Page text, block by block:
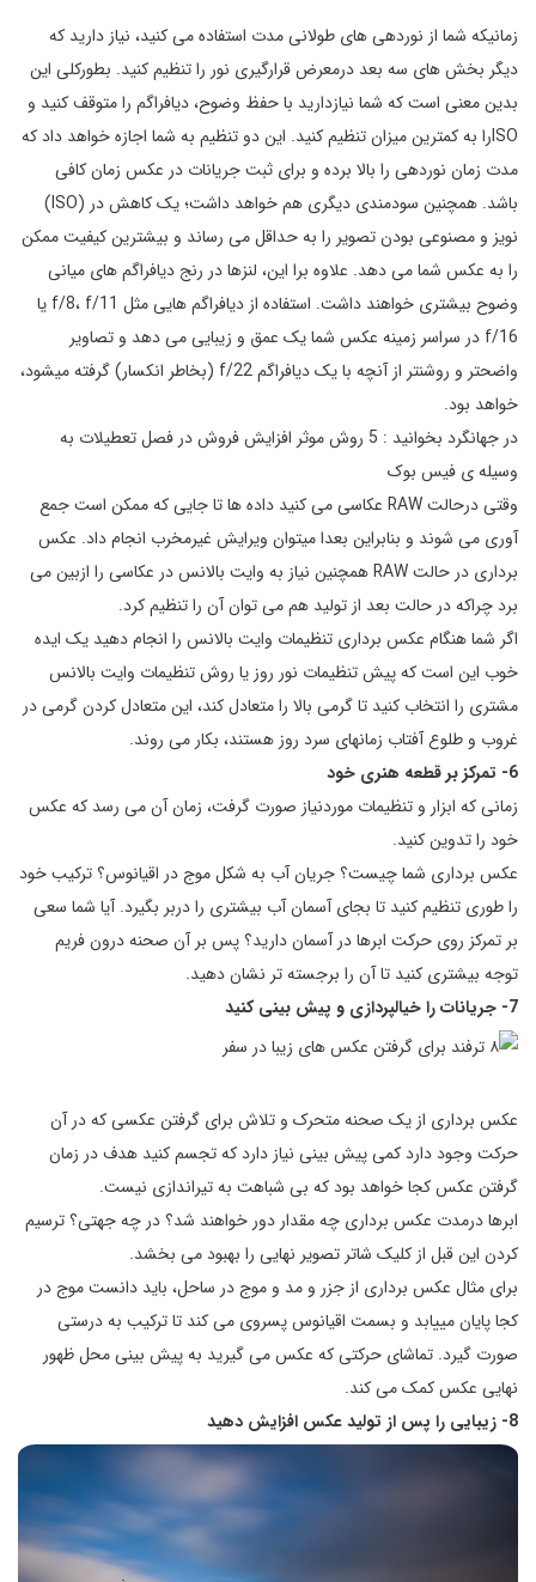
زمانیکه شما از نوردهی های طولانی مدت استفاده می کنید، نیاز دارید که
دیگر بخش های سه بعد درمعرض قرارگیری نور را تنظیم کنید. بطورکلی این
بدین معنی است که شما نیازدارید با حفظ وضوح، دیافراگم را متوقف کنید و
ISOرا به کمترین میزان تنظیم کنید. این دو تنظیم به شما اجازه خواهد داد که
مدت زمان نوردهی را بالا برده و برای ثبت جریانات در عکس زمان کافی
باشد. همچنین سودمندی دیگری هم خواهد داشت؛ یک کاهش در (ISO)
نویز و مصنوعی بودن تصویر را به حداقل می رساند و بیشترین کیفیت ممکن
را به عکس شما می دهد. علاوه برا این، لنزها در رنج دیافراگم های میانی
وضوح بیشتری خواهند داشت. استفاده از دیافراگم هایی مثل f/8، f/11 یا
f/16 در سراسر زمینه عکس شما یک عمق و زیبایی می دهد و تصاویر
واضحتر و روشنتر از آنچه با یک دیافراگم f/22 (بخاطر انکسار) گرفته می­شود،
خواهد بود.
در جهانگرد بخوانید : 5 روش موثر افزایش فروش در فصل تعطیلات به
وسیله ی فیس بوک
وقتی درحالت RAW عکاسی می کنید داده ها تا جایی که ممکن است جمع
آوری می شوند و بنابراین بعدا میتوان ویرایش غیرمخرب انجام داد. عکس
برداری در حالت RAW همچنین نیاز به وایت بالانس در عکاسی را ازبین می
برد چراکه در حالت بعد از تولید هم می توان آن را تنظیم کرد.
اگر شما هنگام عکس برداری تنظیمات وایت بالانس را انجام دهید یک ایده
خوب این است که پیش تنظیمات نور روز یا روش تنظیمات وایت بالانس
مشتری را انتخاب کنید تا گرمی بالا را متعادل کند، این متعادل کردن گرمی در
غروب و طلوع آفتاب زمانهای سرد روز هستند، بکار می روند.
6- تمرکز بر قطعه هنری خود
زمانی که ابزار و تنظیمات موردنیاز صورت گرفت، زمان آن می رسد که عکس
خود را تدوین کنید.
عکس برداری شما چیست؟ جریان آب به شکل موج در اقیانوس؟ ترکیب خود
را طوری تنظیم کنید تا بجای آسمان آب بیشتری را دربر بگیرد. آیا شما سعی
بر تمرکز روی حرکت ابرها در آسمان دارید؟ پس بر آن صحنه درون فریم
توجه بیشتری کنید تا آن را برجسته تر نشان دهید.
7- جریانات را خیالپردازی و پیش بینی کنید
عکس برداری از یک صحنه متحرک و تلاش برای گرفتن عکسی که در آن
حرکت وجود دارد کمی پیش بینی نیاز دارد که تجسم کنید هدف در زمان
گرفتن عکس کجا خواهد بود که بی شباهت به تیراندازی نیست.
ابرها درمدت عکس برداری چه مقدار دور خواهند شد؟ در چه جهتی؟ ترسیم
کردن این قبل از کلیک شاتر تصویر نهایی را بهبود می بخشد.
برای مثال عکس برداری از جزر و مد و موج در ساحل، باید دانست موج در
کجا پایان می­یابد و بسمت اقیانوس پسروی می کند تا ترکیب به درستی
صورت گیرد. تماشای حرکتی که عکس می گیرید به پیش بینی محل ظهور
نهایی عکس کمک می کند.
8- زیبایی را پس از تولید عکس افزایش دهید